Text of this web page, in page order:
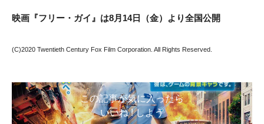
映画『フリー・ガイ』は8月14日（金）より全国公開
(C)2020 Twentieth Century Fox Film Corporation. All Rights Reserved.
この記事が気に入ったら
いいね ! しよう